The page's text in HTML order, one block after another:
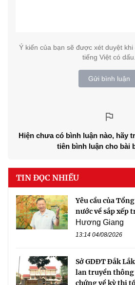
Ý kiến của bạn sẽ được xét duyệt
tiếng Việt có dấu.
Gửi bình luận
Hiện chưa có bình luận nào, hãy
tiên bình luận cho bài
TIN ĐỌC NHIỀU
Yêu cầu của
nước về sắp xếp
Hương Giang
13:14 04/08/2026
Sở GDĐT Đắk
lan truyền thông
chứng về kỳ thi